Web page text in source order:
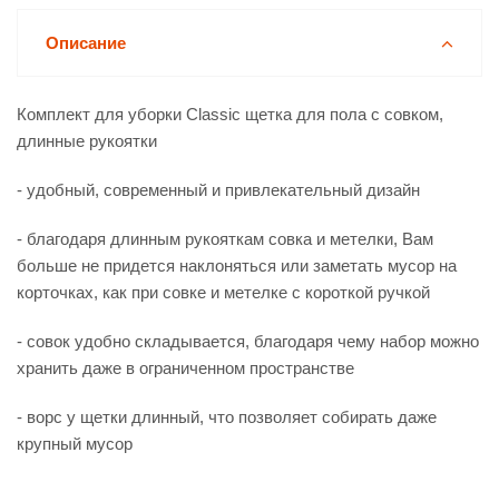
Описание
Комплект для уборки Classic щетка для пола c совком,
длинные рукоятки
- удобный, современный и привлекательный дизайн
- благодаря длинным рукояткам совка и метелки, Вам
больше не придется наклоняться или заметать мусор на
корточках, как при совке и метелке с короткой ручкой
- совок удобно складывается, благодаря чему набор можно
хранить даже в ограниченном пространстве
- ворс у щетки длинный, что позволяет собирать даже
крупный мусор